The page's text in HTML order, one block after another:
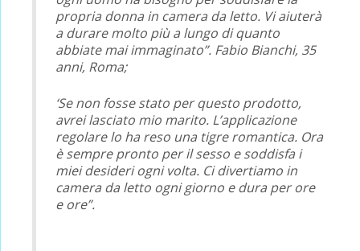
propria donna in camera da letto. Vi aiuterà
a durare molto più a lungo di quanto
abbiate mai immaginato”. Fabio Bianchi, 35
anni, Roma;
‘Se non fosse stato per questo prodotto,
avrei lasciato mio marito. L’applicazione
regolare lo ha reso una tigre romantica. Ora
è sempre pronto per il sesso e soddisfa i
miei desideri ogni volta. Ci divertiamo in
camera da letto ogni giorno e dura per ore
e ore”.